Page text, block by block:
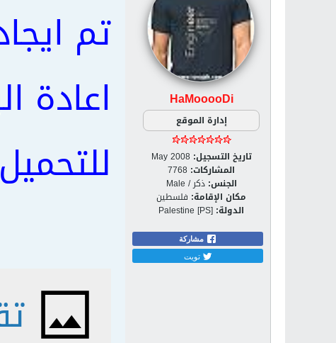
HaMooooDi
إدارة الموقع
تاريخ التسجيل: May 2008
المشاركات: 7768
الجنس: ذكر / Male
مكان الإقامة: فلسطين
الدولة: Palestine [PS]
مشاركة
تويت
تم
اعادة